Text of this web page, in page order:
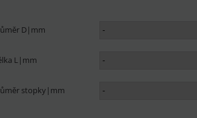
D|mm
L|mm
stopky|mm